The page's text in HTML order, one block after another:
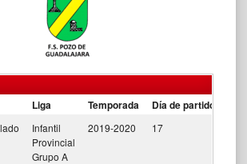
Liga Temporada Día de partido
Infantil
Provincial
Grupo A
2019-2020 17